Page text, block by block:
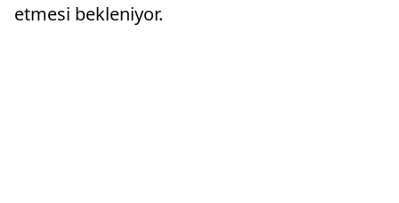
etmesi bekleniyor.